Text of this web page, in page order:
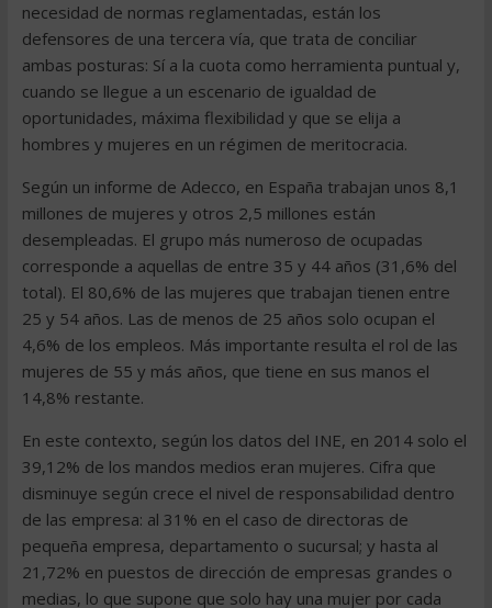
necesidad de normas reglamentadas, están los
defensores de una tercera vía, que trata de conciliar
ambas posturas: Sí a la cuota como herramienta puntual y,
cuando se llegue a un escenario de igualdad de
oportunidades, máxima flexibilidad y que se elija a
hombres y mujeres en un régimen de meritocracia.
Según un informe de Adecco, en España trabajan unos 8,1
millones de mujeres y otros 2,5 millones están
desempleadas. El grupo más numeroso de ocupadas
corresponde a aquellas de entre 35 y 44 años (31,6% del
total). El 80,6% de las mujeres que trabajan tienen entre
25 y 54 años. Las de menos de 25 años solo ocupan el
4,6% de los empleos. Más importante resulta el rol de las
mujeres de 55 y más años, que tiene en sus manos el
14,8% restante.
En este contexto, según los datos del INE, en 2014 solo el
39,12% de los mandos medios eran mujeres. Cifra que
disminuye según crece el nivel de responsabilidad dentro
de las empresa: al 31% en el caso de directoras de
pequeña empresa, departamento o sucursal; y hasta al
21,72% en puestos de dirección de empresas grandes o
medias, lo que supone que solo hay una mujer por cada